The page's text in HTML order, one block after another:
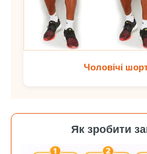
Чоловічі
Як зробити